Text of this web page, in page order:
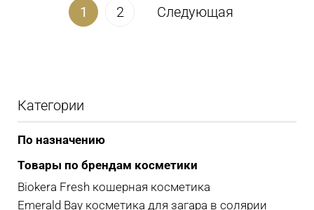
1 2 Следующая
Категории
По назначению
Товары по брендам косметики
Biokera Fresh кошерная косметика
Emerald Bay косметика для загара в солярии